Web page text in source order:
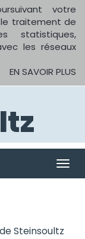
votre
traitement de
statistiques,
les réseaux
EN SAVOIR PLUS
Steinsoultz